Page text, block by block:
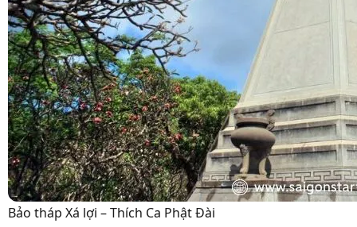
Bảo tháp Xá lợi – Thích Ca Phật Đài